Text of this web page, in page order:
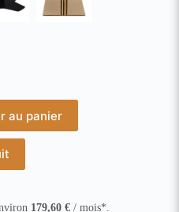
au panier
179,60€ / mois*.